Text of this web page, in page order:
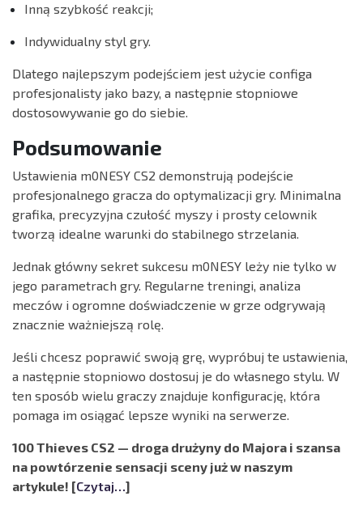
Inną szybkość reakcji;
Indywidualny styl gry.
Dlatego najlepszym podejściem jest użycie configa
profesjonalisty jako bazy, a następnie stopniowe
dostosowywanie go do siebie.
Podsumowanie
Ustawienia m0NESY CS2 demonstrują podejście
profesjonalnego gracza do optymalizacji gry. Minimalna
grafika, precyzyjna czułość myszy i prosty celownik
tworzą idealne warunki do stabilnego strzelania.
Jednak główny sekret sukcesu m0NESY leży nie tylko w
jego parametrach gry. Regularne treningi, analiza
meczów i ogromne doświadczenie w grze odgrywają
znacznie ważniejszą rolę.
Jeśli chcesz poprawić swoją grę, wypróbuj te ustawienia,
a następnie stopniowo dostosuj je do własnego stylu. W
ten sposób wielu graczy znajduje konfigurację, która
pomaga im osiągać lepsze wyniki na serwerze.
100 Thieves CS2 — droga drużyny do Majora i szansa
na powtórzenie sensacji sceny już w naszym
artykule! [Czytaj…]